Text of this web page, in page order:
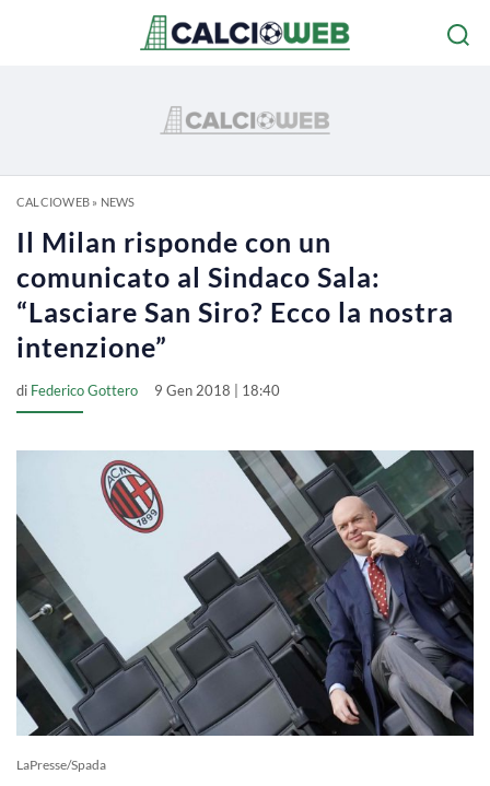
CALCIOWEB» NEWS
Il Milan risponde con un
comunicato al Sindaco Sala:
“Lasciare San Siro? Ecco la nostra
intenzione”
di Federico Gottero 9 Gen 2018 | 18:40
LaPresse/Spada